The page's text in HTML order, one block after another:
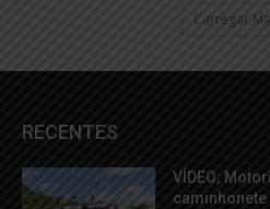
Carregar
RECENTES
VÍDEO;